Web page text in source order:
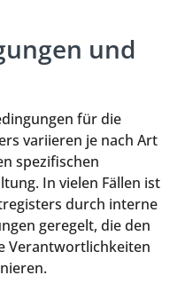
und
für die
variieren je nach Art
spezifischen
In vielen Fällen ist
durch interne
geregelt, die den
Verantwortlichkeiten